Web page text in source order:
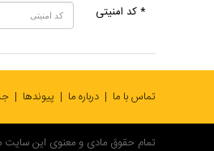
* کد امنیتی
تماس با ما درباره ما پیوندها
تمام حقوق مادی و معنوی این سایت